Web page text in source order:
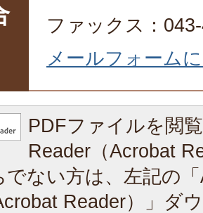
ファックス：
メールフォーム
PDFファイルを閲
Reader（Acrobat
でない方は、左記の
Reader）」ダ